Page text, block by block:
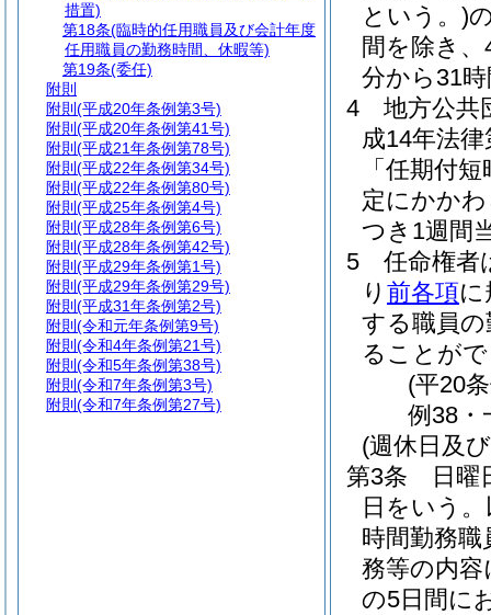
という。)
間を除き
分から31
4
地方公共
成14年法律
「任期付
定にかか
つき1週間
5
任命権者
り 前各項に
する職員
ることが
(平20
例38・
(週休日及
第3条
日曜
日をいう
時間勤務
務等の内
の5日間に
措置)
第18条(臨時的任用職員及び会計年度
任用職員の勤務時間、休暇等)
第19条(委任)
附則
附則 (平成20年条例第3号)
附則 (平成20年条例第41号)
附則 (平成21年条例第78号)
附則 (平成22年条例第34号)
附則 (平成22年条例第80号)
附則 (平成25年条例第4号)
附則 (平成28年条例第6号)
附則 (平成28年条例第42号)
附則 (平成29年条例第1号)
附則 (平成29年条例第29号)
附則 (平成31年条例第2号)
附則 (令和元年条例第9号)
附則 (令和4年条例第21号)
附則 (令和5年条例第38号)
附則 (令和7年条例第3号)
附則 (令和7年条例第27号)